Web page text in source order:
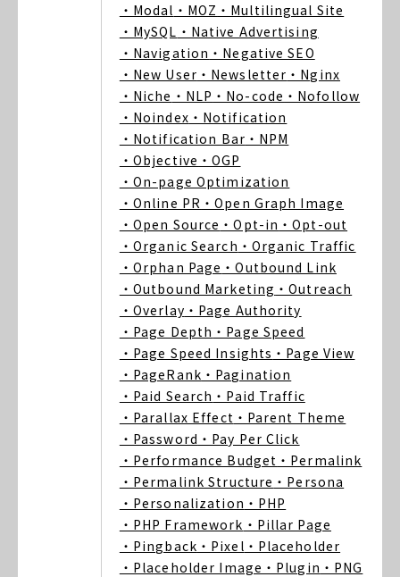
・Modal ・MOZ ・Multilingual Site
・MySQL ・Native Advertising
・Navigation ・Negative SEO
・New User ・Newsletter ・Nginx
・Niche ・NLP ・No-code ・Nofollow
・Noindex ・Notification
・Notification Bar ・NPM
・Objective ・OGP
・On-page Optimization
・Online PR ・Open Graph Image
・Open Source ・Opt-in ・Opt-out
・Organic Search ・Organic Traffic
・Orphan Page ・Outbound Link
・Outbound Marketing ・Outreach
・Overlay ・Page Authority
・Page Depth ・Page Speed
・Page Speed Insights ・Page View
・PageRank ・Pagination
・Paid Search ・Paid Traffic
・Parallax Effect ・Parent Theme
・Password ・Pay Per Click
・Performance Budget ・Permalink
・Permalink Structure ・Persona
・Personalization ・PHP
・PHP Framework ・Pillar Page
・Pingback ・Pixel ・Placeholder
・Placeholder Image ・Plugin ・PNG